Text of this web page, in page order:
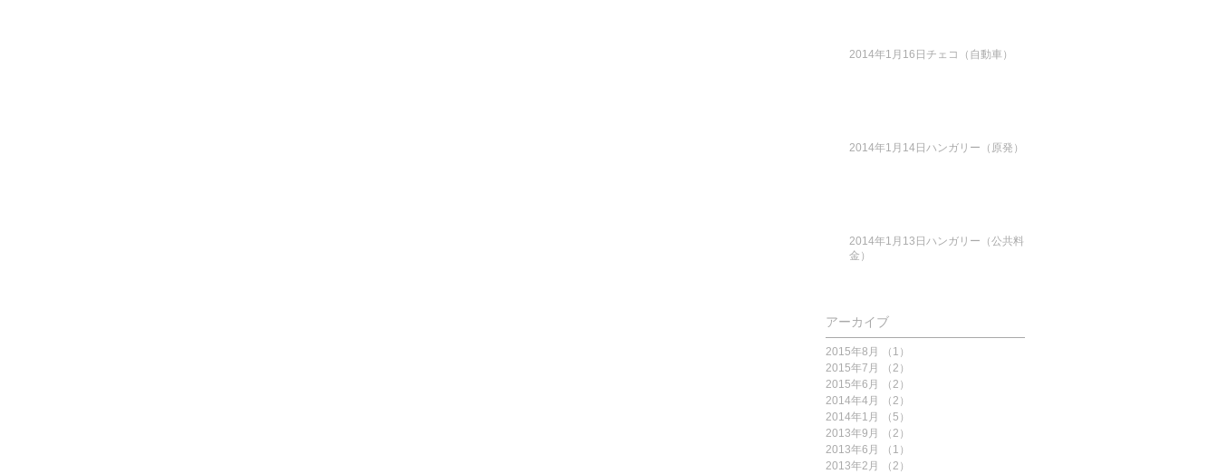
2014年1月16日チェコ（自動車）
2014年1月14日ハンガリー（原発）
2014年1月13日ハンガリー（公共料
金）
アーカイブ
2015年8月 （1）
2015年7月
（2）
2015年6月
（2）
2014年4月
（2）
2014年1月
（5）
2013年9月
（2）
2013年6月
（1）
2013年2月
（2）